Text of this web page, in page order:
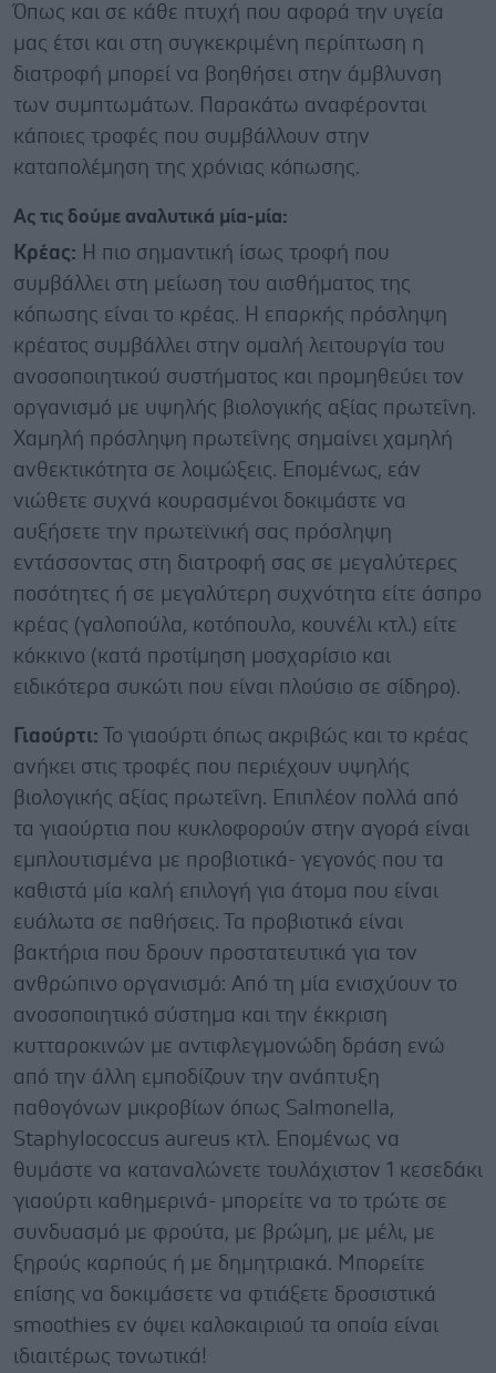
Όπως και σε κάθε πτυχή που αφορά την υγεία
μας έτσι και στη συγκεκριμένη περίπτωση η
διατροφή μπορεί να βοηθήσει στην άμβλυνση
των συμπτωμάτων. Παρακάτω αναφέρονται
κάποιες τροφές που συμβάλλουν στην
καταπολέμηση της χρόνιας κόπωσης.
Ας τις δούμε αναλυτικά μία-μία:
Κρέας: Η πιο σημαντική ίσως τροφή που
συμβάλλει στη μείωση του αισθήματος της
κόπωσης είναι το κρέας. Η επαρκής πρόσληψη
κρέατος συμβάλλει στην ομαλή λειτουργία του
ανοσοποιητικού συστήματος και προμηθεύει τον
οργανισμό με υψηλής βιολογικής αξίας πρωτεΐνη.
Χαμηλή πρόσληψη πρωτεΐνης σημαίνει χαμηλή
ανθεκτικότητα σε λοιμώξεις. Επομένως, εάν
νιώθετε συχνά κουρασμένοι δοκιμάστε να
αυξήσετε την πρωτεϊνική σας πρόσληψη
εντάσσοντας στη διατροφή σας σε μεγαλύτερες
ποσότητες ή σε μεγαλύτερη συχνότητα είτε άσπρο
κρέας (γαλοπούλα, κοτόπουλο, κουνέλι κτλ.) είτε
κόκκινο (κατά προτίμηση μοσχαρίσιο και
ειδικότερα συκώτι που είναι πλούσιο σε σίδηρο).
Γιαούρτι: Το γιαούρτι όπως ακριβώς και το κρέας
ανήκει στις τροφές που περιέχουν υψηλής
βιολογικής αξίας πρωτεΐνη. Επιπλέον πολλά από
τα γιαούρτια που κυκλοφορούν στην αγορά είναι
εμπλουτισμένα με προβιοτικά- γεγονός που τα
καθιστά μία καλή επιλογή για άτομα που είναι
ευάλωτα σε παθήσεις. Τα προβιοτικά είναι
βακτήρια που δρουν προστατευτικά για τον
ανθρώπινο οργανισμό: Από τη μία ενισχύουν το
ανοσοποιητικό σύστημα και την έκκριση
κυτταροκινών με αντιφλεγμονώδη δράση ενώ
από την άλλη εμποδίζουν την ανάπτυξη
παθογόνων μικροβίων όπως Salmonella,
Staphylococcus aureus κτλ. Επομένως να
θυμάστε να καταναλώνετε τουλάχιστον 1 κεσεδάκι
γιαούρτι καθημερινά- μπορείτε να το τρώτε σε
συνδυασμό με φρούτα, με βρώμη, με μέλι, με
ξηρούς καρπούς ή με δημητριακά. Μπορείτε
επίσης να δοκιμάσετε να φτιάξετε δροσιστικά
smoothies εν όψει καλοκαιριού τα οποία είναι
ιδιαιτέρως τονωτικά!